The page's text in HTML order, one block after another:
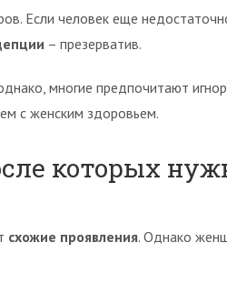
Если человек еще
– презерватив.
многие предпочитают
с женским здоровьем.
которых
схожие проявления. Однако